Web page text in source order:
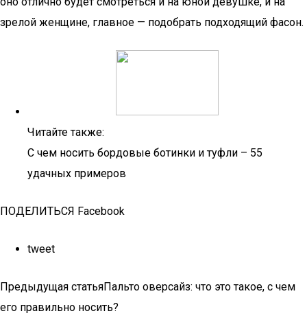
зрелой женщине, главное — подобрать подходящий фасон.
Читайте также:
С чем носить бордовые ботинки и туфли – 55
удачных примеров
ПОДЕЛИТЬСЯ Facebook
tweet
Предыдущая статьяПальто оверсайз: что это такое, с чем
его правильно носить?